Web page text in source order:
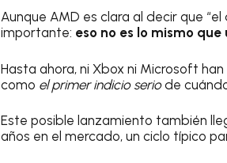
Aunque AMD es clara al decir que
importante: eso no es lo mismo
Hasta ahora, ni Xbox ni Microsoft
como el primer indicio seriode
Este posible lanzamiento también
años en el mercado, un ciclo típico